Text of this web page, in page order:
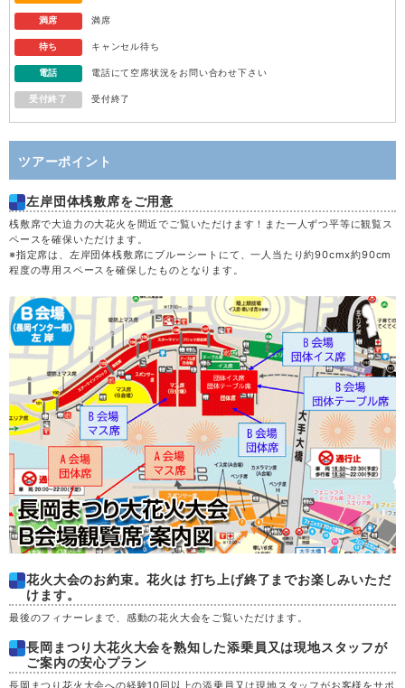
金 14
日 16
月 17
火 18
水 19
木 20
金 21
22
日
月 24
火 25
水 26
木 27
金 28
満席 満席
待ち キャンセル待ち
電話 電話にて空席状況をお問い合わせ下さい
受付終了 受付終了
ツアーポイント
左岸団体桟敷席をご用意
桟敷席で大迫力の大花火を間近でご覧いただけます！また一人ずつ平等に観覧ス
ペースを確保いただけます。
※指定席は、左岸団体桟敷席にブルーシートにて、一人当たり約90cmx約90cm
程度の専用スペースを確保したものとなります。
花火大会のお約束。花火は 打ち上げ終了までお楽しみいただ
けます。
最後のフィナーレまで、感動の花火大会をご覧いただけます。
長岡まつり大花火大会を熟知した添乗員又は現地スタッフが
ご案内の安心プラン